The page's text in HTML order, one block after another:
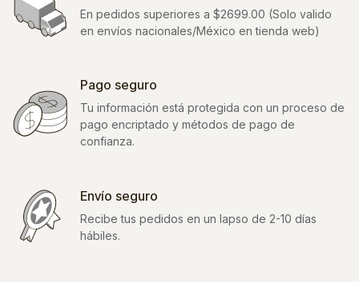
En pedidos superiores a $2699.00 (Solo valido
en envíos nacionales/México en tienda web)
Pago seguro
Tu información está protegida con un proceso de
pago encriptado y métodos de pago de
confianza.
Envío seguro
Recibe tus pedidos en un lapso de 2-10 días
hábiles.